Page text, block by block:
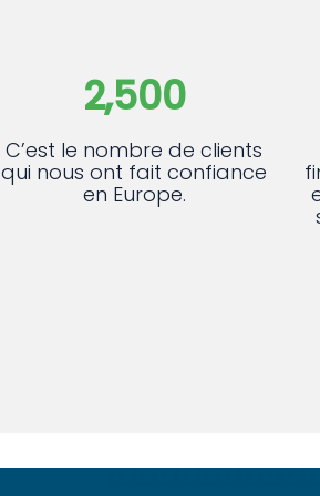
2,500
C’est le nombre de clients
qui nous ont fait confiance
en Europe.